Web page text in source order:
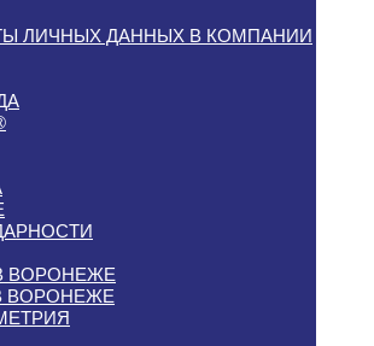
ЛИЧНЫХ ДАННЫХ В КОМПАНИИ
ВОРОНЕЖЕ
ВОРОНЕЖЕ